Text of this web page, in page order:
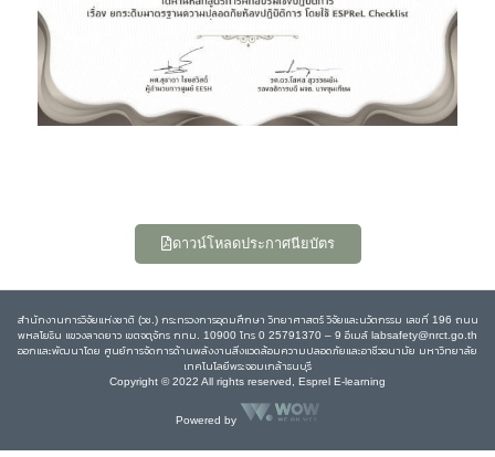
ดาวน์โหลดประกาศนียบัตร
สำนักงานการวิจัยแห่งชาติ (วช.) กระทรวงการอุดมศึกษา วิทยาศาสตร์ วิจัยและนวัตกรรม เลขที่ 196 ถนน
พหลโยธิน แขวงลาดยาว เขตจตุจักร กทม. 10900 โทร 0 25791370 – 9 อีเมล์ labsafety@nrct.go.th
ออกและพัฒนาโดย ศูนย์การจัดการด้านพลังงานสิ่งแวดล้อมความปลอดภัยและอาชีวอนามัย มหาวิทยาลัย
เทคโนโลยีพระจอมเกล้าธนบุรี
Copyright © 2022 All rights reserved, Esprel E-learning
Powered by